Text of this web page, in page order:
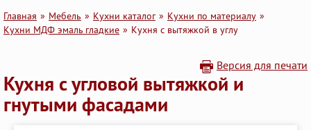
Главная Мебель Кухни каталог
Кухни по материалу
Кухни МДФ эмаль гладкие
Кухня с вытяжкой в углу
Версия для печати
Кухня с угловой вытяжкой и
гнутыми фасадами